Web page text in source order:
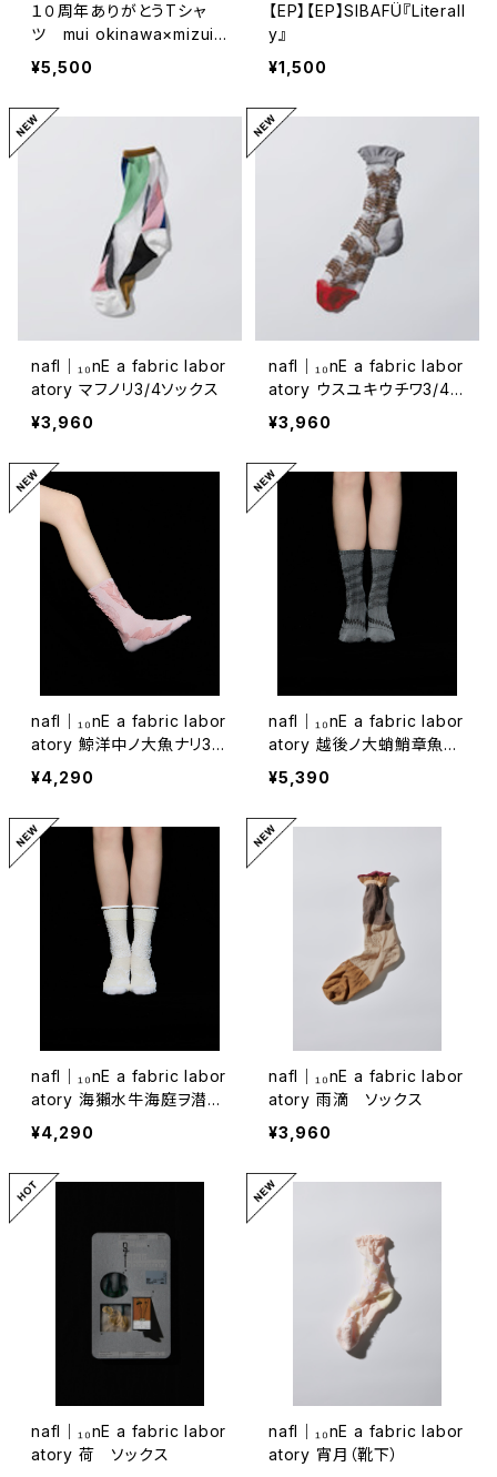
１０周年ありがとうTシャ
ツ mui okinawa×mizuir
orecords
¥5,500
【EP】【EP】SIBAFÜ『Literall
y』
¥1,500
nafl｜₁₀nE a fabric labor
atory マフノリ3/4ソックス
¥3,960
nafl｜₁₀nE a fabric labor
atory ウスユキウチワ3/4ソ
ックス
¥3,960
nafl｜₁₀nE a fabric labor
atory 鯨洋中ノ大魚ナリ3/
4ソックス
¥4,290
nafl｜₁₀nE a fabric labor
atory 越後ノ大蛸鮹章魚同
3/4ソックス
¥5,390
nafl｜₁₀nE a fabric labor
atory 海獺水牛海庭ヲ潜リ
余ハ牛如力ラ強3/4ソックス
¥4,290
nafl｜₁₀nE a fabric labor
atory 雨滴 ソックス
¥3,960
nafl｜₁₀nE a fabric labor
atory 荷 ソックス
nafl｜₁₀nE a fabric labor
atory 宵月（靴下）